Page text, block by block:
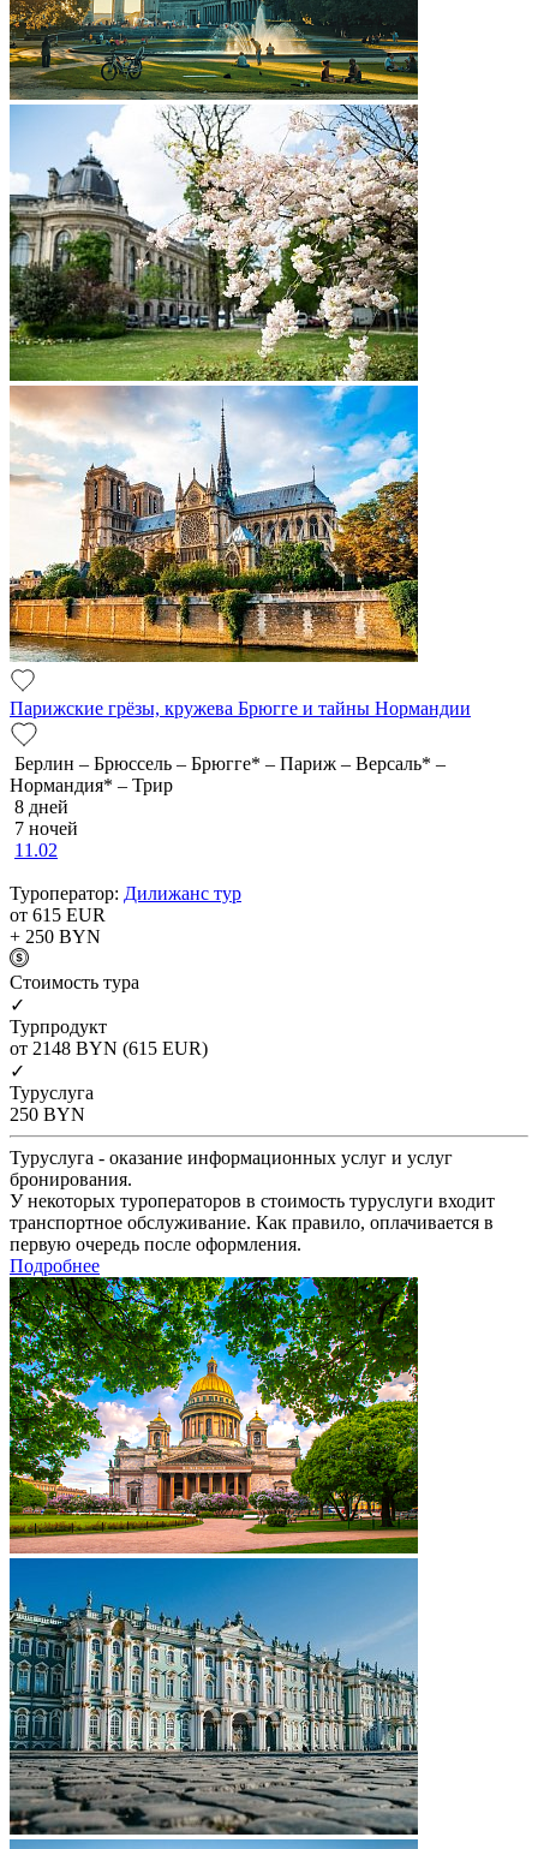
Парижские грёзы, кружева Брюгге и тайны Нормандии
Берлин – Брюссель – Брюгге* – Париж – Версаль* –
Нормандия* – Трир
8 дней
7 ночей
11.02
Туроператор: Дилижанс тур
от 615 EUR
+ 250 BYN
Cтоимость тура
✓
Турпродукт
от 2148 BYN (615 EUR)
✓
Туруслуга
250 BYN
Туруслуга - оказание информационных услуг и услуг
бронирования.
У некоторых туроператоров в стоимость туруслуги входит
транспортное обслуживание. Как правило, оплачивается в
первую очередь после оформления.
Подробнее